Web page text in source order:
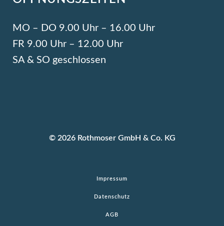
MO – DO 9.00 Uhr – 16.00 Uhr
FR 9.00 Uhr – 12.00 Uhr
SA & SO geschlossen
© 2026 Rothmoser GmbH & Co. KG
Impressum
Datenschutz
AGB